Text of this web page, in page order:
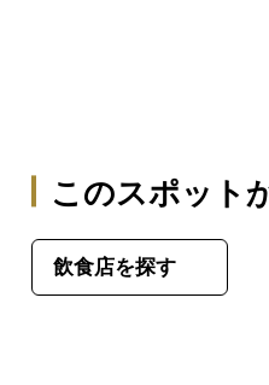
このスポット
飲食店を探す